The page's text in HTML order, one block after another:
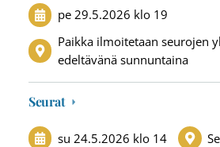
pe 29.5.2026 klo 19
Paikka ilmoitetaan seurojen
edeltävänä sunnuntaina
Seurat
su 24.5.2026 klo 14